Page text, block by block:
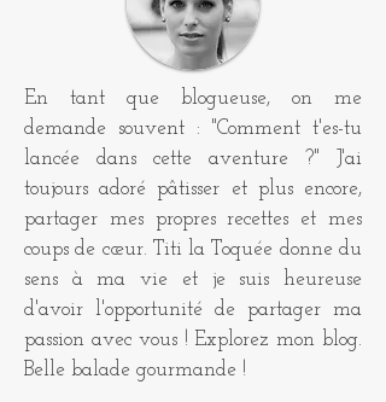
En tant que blogueuse, on me
demande souvent : "Comment t'es-tu
lancée dans cette aventure ?" J'ai
toujours adoré pâtisser et plus encore,
partager mes propres recettes et mes
coups de cœur. Titi la Toquée donne du
sens à ma vie et je suis heureuse
d'avoir l'opportunité de partager ma
passion avec vous ! Explorez mon blog.
Belle balade gourmande !